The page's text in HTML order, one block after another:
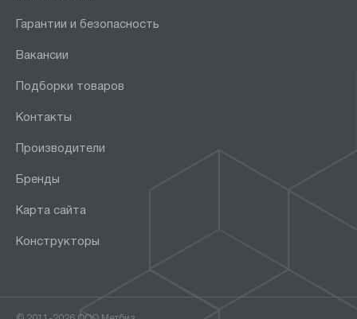
Гарантии и безопасность
Вакансии
Подборки товаров
Контакты
Производители
Бренды
Карта сайта
Конструкторы